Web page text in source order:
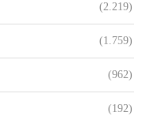
(2.219)
(1.759)
(962)
(192)